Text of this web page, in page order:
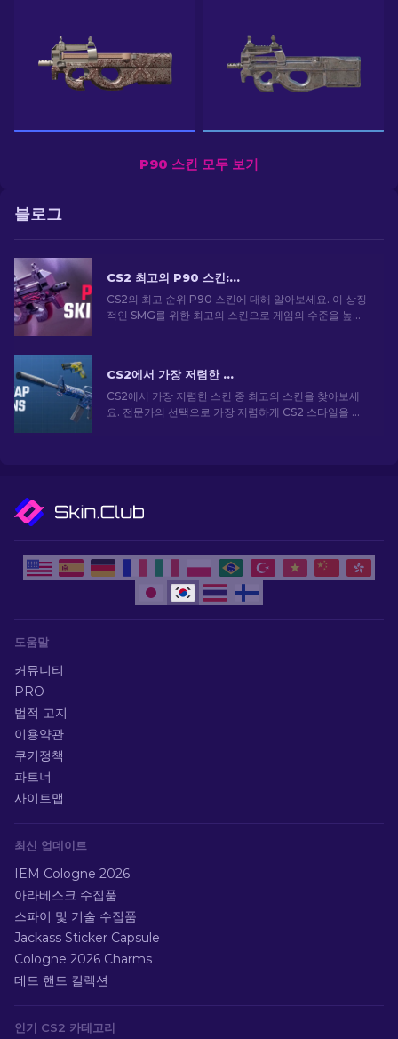
P90 스킨 모두 보기
블로그
CS2 최고의 P90 스킨: 순위 [2026]
CS2의 최고 순위 P90 스킨에 대해 알아보세요. 이 상징
적인 SMG를 위한 최고의 스킨으로 게임의 수준을 높이
CS2에서 가장 저렴한 스킨 [2026]
CS2에서 가장 저렴한 스킨 중 최고의 스킨을 찾아보세
요. 전문가의 선택으로 가장 저렴하게 CS2 스타일을 업
도움말
커뮤니티
PRO
법적 고지
이용약관
쿠키정책
파트너
사이트맵
최신 업데이트
IEM Cologne 2026
아라베스크 수집품
스파이 및 기술 수집품
Jackass Sticker Capsule
Cologne 2026 Charms
데드 핸드 컬렉션
인기 CS2 카테고리